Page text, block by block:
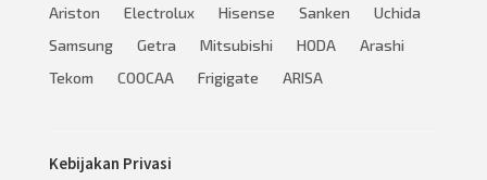
Ariston
Electrolux Hisense Sanken
Uchida
Samsung
Getra Mitsubishi HODA
Arashi
Tekom
COOCAA Frigigate ARISA
Kebijakan Privasi